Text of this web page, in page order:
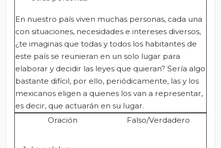
En nuestro país viven muchas personas, cada una
con situaciones, necesidades e intereses diversos,
¿te imaginas que todas y todos los habitantes de
este país se reunieran en un solo lugar para
elaborar y decidir las leyes que quieran? Sería algo
bastante difícil, por ello, periódicamente, las y los
mexicanos eligen a quienes los van a representar,
es decir, que actuarán en su lugar.
Oración
Falso/Verdadero